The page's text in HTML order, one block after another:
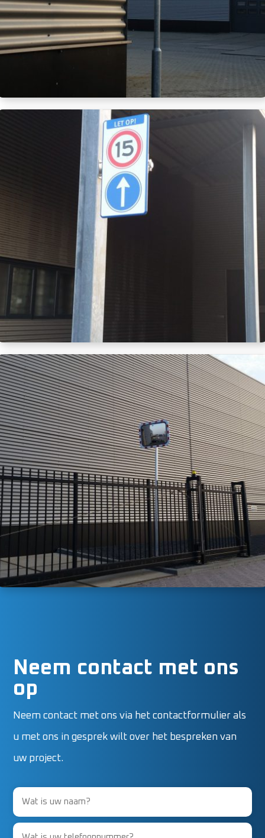
Neem contact met ons
op
Neem contact met ons via het contactformulier als
u met ons in gesprek wilt over het bespreken van
uw project.